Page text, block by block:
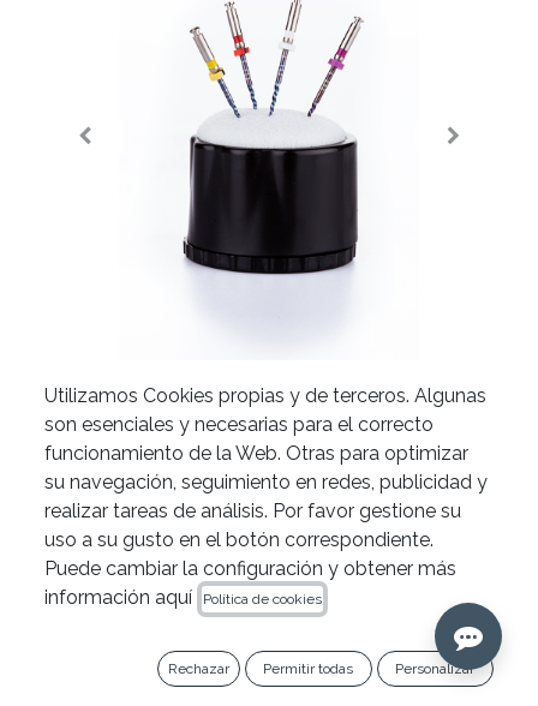
Recambio para esponjero
de limas Z-Clean® de Zarc
Utilizamos Cookies propias y de terceros. Algunas
son esenciales y necesarias para el correcto
funcionamiento de la Web. Otras para optimizar
su navegación, seguimiento en redes, publicidad y
realizar tareas de análisis. Por favor gestione su
uso a su gusto en el botón correspondiente.
Puede cambiar la configuración y obtener más
información aquí
Política de cookies
Rechazar Permitir todas Personalizar